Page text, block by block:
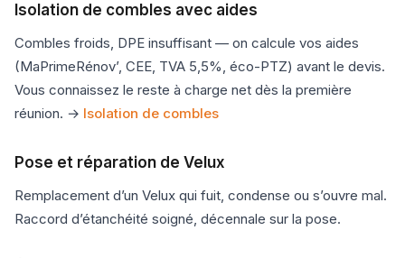
Isolation de combles avec aides
Combles froids, DPE insuffisant — on calcule vos aides
(MaPrimeRénov’, CEE, TVA 5,5%, éco-PTZ) avant le devis.
Vous connaissez le reste à charge net dès la première
réunion. → Isolation de combles
Pose et réparation de Velux
Remplacement d’un Velux qui fuit, condense ou s’ouvre mal.
Raccord d’étanchéité soigné, décennale sur la pose.